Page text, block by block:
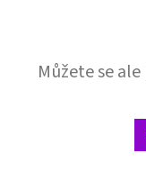
Můžete se